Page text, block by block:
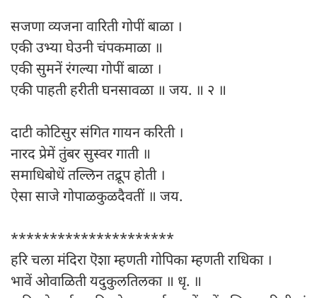
सजणा व्यजना वारिती गोपीं बाळा ।
एकी उभ्या घेउनी चंपकमाळा ॥
एकी सुमनें रंगल्या गोपीं बाळा ।
एकी पाहती हरीती घनसावळा ॥ जय. ॥ २ ॥
दाटी कोटिसुर संगित गायन करिती ।
नारद प्रेमें तुंबर सुस्वर गाती ॥
समाधिबोधें तल्लिन तद्रूप होती ।
ऐसा साजे गोपाळकुळदैवतीं ॥ जय.
*********************
हरि चला मंदिरा ऎशा म्हणती गोपिका म्हणती राधिका ।
भावें ओवाळिती यदुकुलतिलका ॥ धृ. ॥